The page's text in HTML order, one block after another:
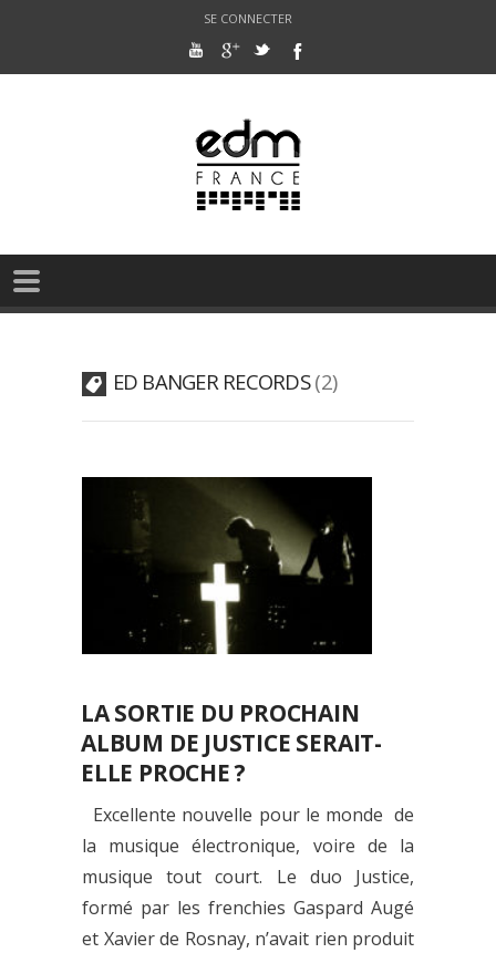
SE CONNECTER
ED BANGER RECORDS 2
LA SORTIE DU PROCHAIN
ALBUM DE JUSTICE SERAIT-
ELLE PROCHE ?
Excellente nouvelle pour le monde de
la musique électronique, voire de la
musique tout court. Le duo Justice,
formé par les frenchies Gaspard Augé
et Xavier de Rosnay, n’avait rien produit